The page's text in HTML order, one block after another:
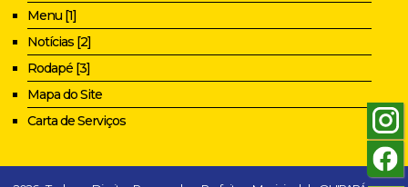
Menu [1]
Notícias [2]
Rodapé [3]
Mapa do Site
Carta de Serviços